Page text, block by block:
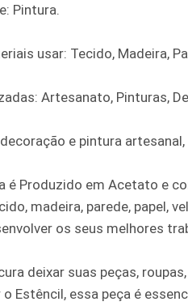
Pintura.
usar: Tecido, Madeira,
Artesanato, Pinturas,
e pintura
é Produzido em Acetato e
madeira, parede, papel,
os seus melhores
deixar suas peças,
Estêncil, essa peça é